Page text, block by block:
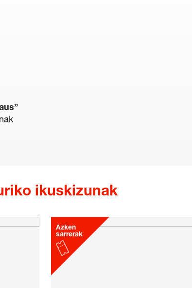
ikuskizunak
Azken
sarrerak